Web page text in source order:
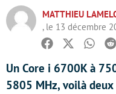
MATTHIEU
, le 13 décembre
Facebook
Twitter
Un Core i 6700K à
5805 MHz, voilà